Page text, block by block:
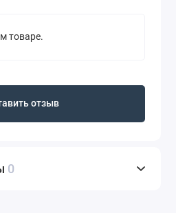
товаре.
отзыв
0